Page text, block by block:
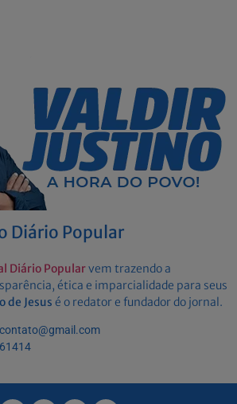
Diário Popular
Diário Popularvem trazendo a
ética e imparcialidade para seus
de Jesus é o redator e fundador do jornal.